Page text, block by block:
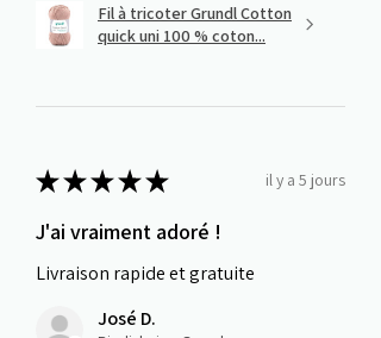
Fil à tricoter Grundl Cotton
quick uni 100 % coton...
★★★★★ il y a 5 jours
J'ai vraiment adoré !
Livraison rapide et gratuite
José D.